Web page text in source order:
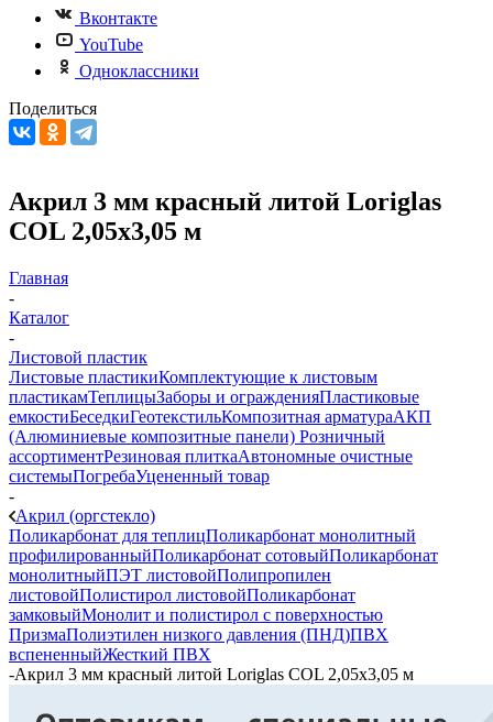
Вконтакте
YouTube
Одноклассники
Поделиться
Акрил 3 мм красный литой Loriglas
COL 2,05х3,05 м
Главная
-
Каталог
-
Листовой пластик
Листовые пластикиКомплектующие к листовым
пластикамТеплицыЗаборы и огражденияПластиковые
емкостиБеседкиГеотекстильКомпозитная арматураАКП
(Алюминиевые композитные панели) Розничный
ассортиментРезиновая плиткаАвтономные очистные
системыПогребаУцененный товар
-
Акрил (оргстекло)
Поликарбонат для теплицПоликарбонат монолитный
профилированныйПоликарбонат сотовыйПоликарбонат
монолитныйПЭТ листовойПолипропилен
листовойПолистирол листовойПоликарбонат
замковыйМонолит и полистирол с поверхностью
ПризмаПолиэтилен низкого давления (ПНД)ПВХ
вспененныйЖесткий ПВХ
-Акрил 3 мм красный литой Loriglas COL 2,05х3,05 м